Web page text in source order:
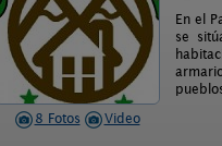
8 Fotos Video
En el
se